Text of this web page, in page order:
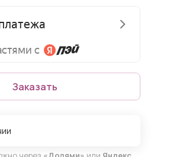
Заказать